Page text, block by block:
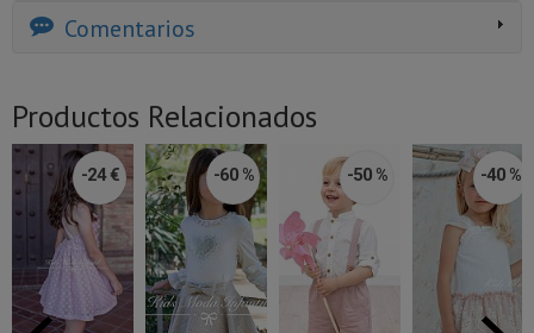
Comentarios
Productos Relacionados
-24 € -60 % -50 % -40 %